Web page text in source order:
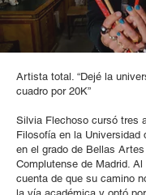
Artista total. “Dejé la
cuadro por 20K”
Silvia Flechoso cursó tres
Filosofía en la Universidad
en el grado de Bellas
Complutense de Madrid.
cuenta de que su camino